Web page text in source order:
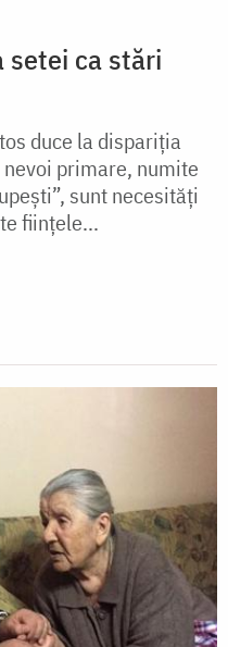
setei ca stări
duce la dispariția
primare, numite
sunt necesități
ființele...